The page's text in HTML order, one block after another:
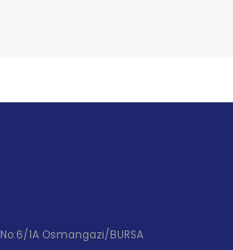
1A Osmangazi/BURSA